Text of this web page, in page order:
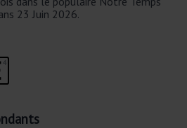
23 Juin 2026.
4